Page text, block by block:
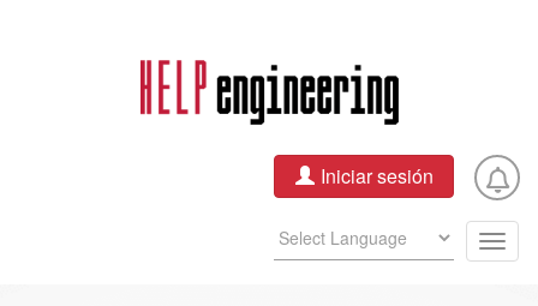
Iniciar sesión